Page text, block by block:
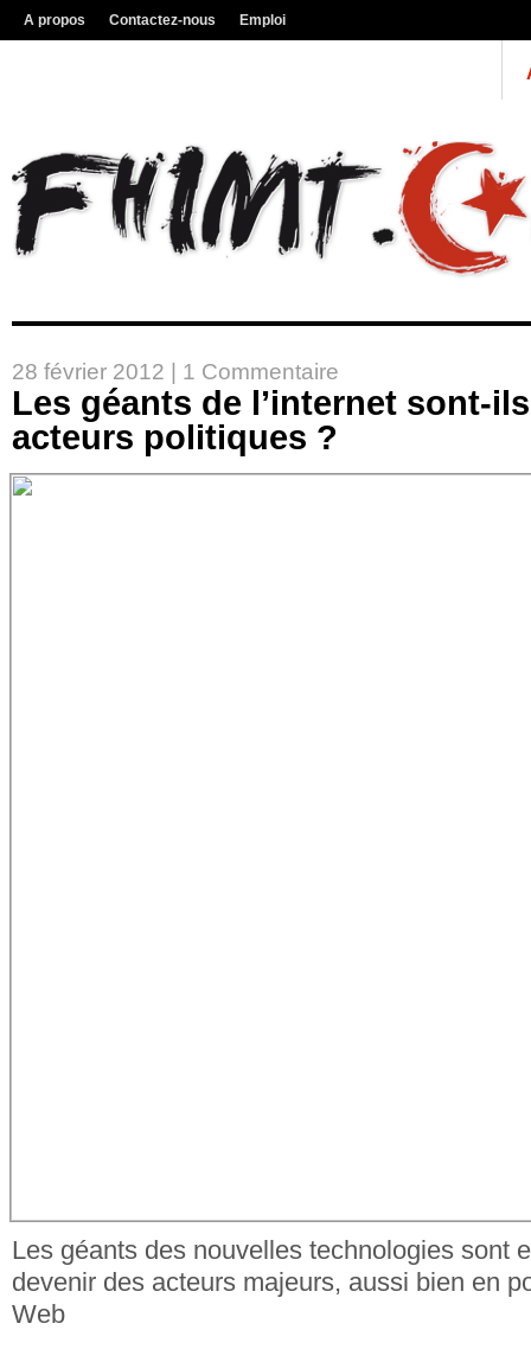
A propos Contactez-nous Emploi
28 février 2012 | 1 Commentaire
Les géants de l’internet sont-
acteurs politiques ?
Les géants des nouvelles technologies sont
devenir des acteurs majeurs, aussi bien en
Web